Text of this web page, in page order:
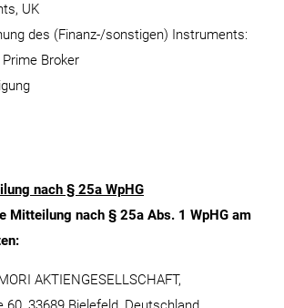
UK
des (Finanz-/sonstigen) Instruments:
Broker
nach § 25a WpHG
Mitteilung nach § 25a Abs. 1 WpHG am
AKTIENGESELLSCHAFT,